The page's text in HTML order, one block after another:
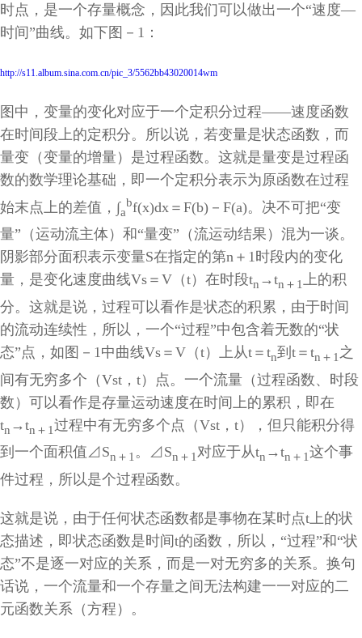
时点，是一个存量概念，因此我们可以做出一个“速度—
时间”曲线。如下图－ 1 ：
http://s11.album.sina.com.cn/pic_3/5562bb43020014wm
图中，变量的变化对应于一个定积分过程——速度函数
在时间段上的定积分。所以说，若变量是状态函数，而
量变（变量的增量）是过程函数。这就是量变是过程函
数的数学理论基础，即一个定积分表示为原函数在过程
始末点上的差值，∫a
bf(x)dx ＝ F(b) － F(a)。决不可把“变
量”（运动流主体）和“量变”（流运动结果）混为一谈。
阴影部分面积表示变量S在指定的第n ＋ 1时段内的变化
量，是变化速度曲线Vs ＝ V （t）在时段tn →tn ＋ 1上的积
分。这就是说，过程可以看作是状态的积累，由于时间
的流动连续性，所以，一个“过程”中包含着无数的“状
态”点，如图－ 1中曲线Vs ＝ V （t）上从t ＝ tn到 t ＝ tn ＋ 1 之
间有无穷多个（Vst ， t）点。一个流量（过程函数、时段
数）可以看作是存量运动速度在时间上的累积，即在
tn →tn ＋ 1过程中有无穷多个点（Vst ， t），但只能积分得
到一个面积值⊿Sn ＋1 。⊿Sn ＋1对应于从tn →tn ＋ 1这个事
件过程，所以是个过程函数。
这就是说，由于任何状态函数都是事物在某时点t上的状
态描述，即状态函数是时间t的函数，所以，“过程”和“状
态”不是逐一对应的关系，而是一对无穷多的关系。换句
话说，一个流量和一个存量之间无法构建一一对应的二
元函数关系（方程）。